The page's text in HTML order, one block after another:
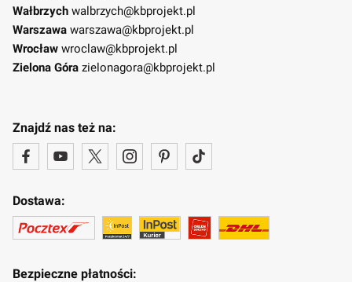
Wałbrzych walbrzych@kbprojekt.pl
Warszawa warszawa@kbprojekt.pl
Wrocław wroclaw@kbprojekt.pl
Zielona Góra zielonagora@kbprojekt.pl
Znajdź nas też na:
Dostawa:
Bezpieczne płatności: